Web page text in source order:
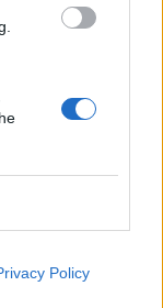
Policy